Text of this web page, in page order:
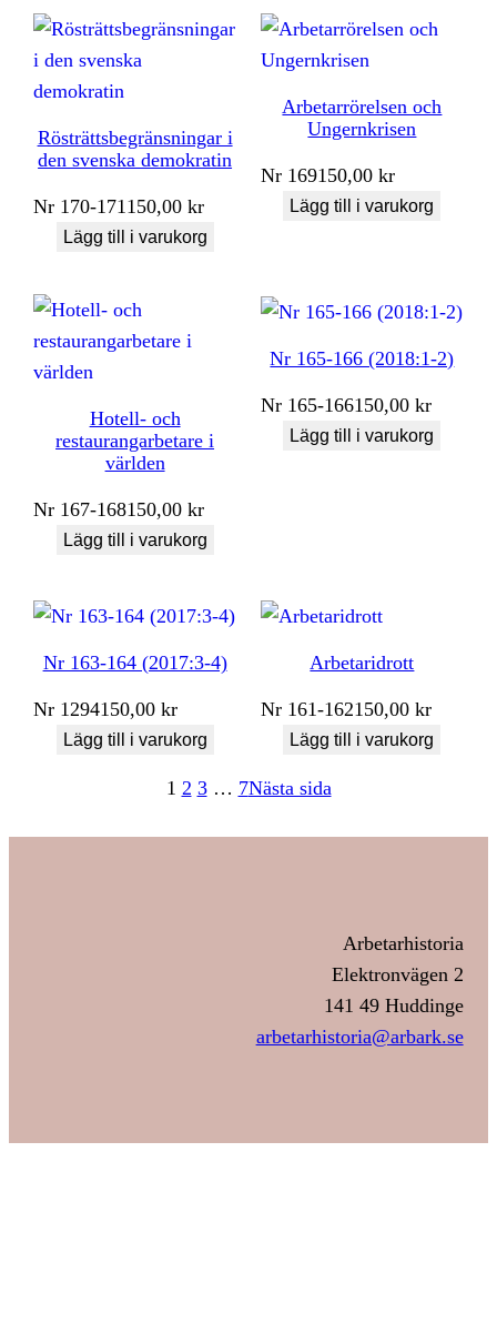
Rösträttsbegränsningar i
den svenska demokratin
Nr 170-171 150,00kr
Lägg till i varukorg
Arbetarrörelsen och
Ungernkrisen
Nr 169150,00kr
Lägg till i varukorg
Hotell- och
restaurangarbetare i
världen
Nr 167-168150,00kr
Lägg till i varukorg
Nr 165-166 (2018:1-2)
Nr 165-166150,00kr
Lägg till i varukorg
Nr 163-164 (2017:3-4)
Nr 1294150,00kr
Lägg till i varukorg
Arbetaridrott
Nr 161-162150,00kr
Lägg till i varukorg
1 2 3 … 7Nästa sida
Arbetarhistoria
Elektronvägen 2
141 49 Huddinge
arbetarhistoria@arbark.se